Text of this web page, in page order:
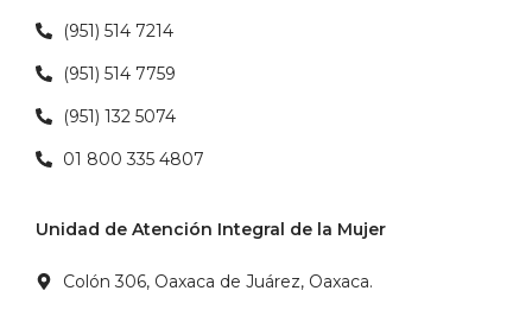
(951) 514 7214
(951) 514 7759
(951) 132 5074
01 800 335 4807
Unidad de Atención Integral de la Mujer
Colón 306, Oaxaca de Juárez, Oaxaca.